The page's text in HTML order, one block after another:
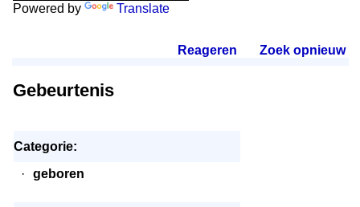
Powered by Translate
Reageren Zoek opnieuw.
Gebeurtenis
Categorie:
·
geboren